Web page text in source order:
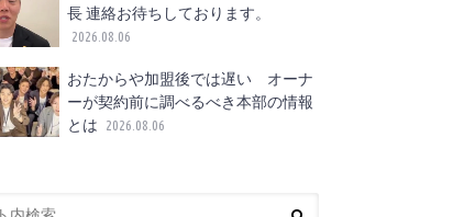
長 連絡お待ちしております。
2026.08.06
おたからや加盟後では遅い オーナ
ーが契約前に調べるべき本部の情報
とは
2026.08.06